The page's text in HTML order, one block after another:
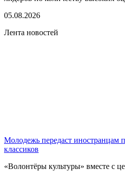
05.08.2026
Лента новостей
Молодежь передаст иностранцам
классиков
«Волонтёры культуры» вместе с